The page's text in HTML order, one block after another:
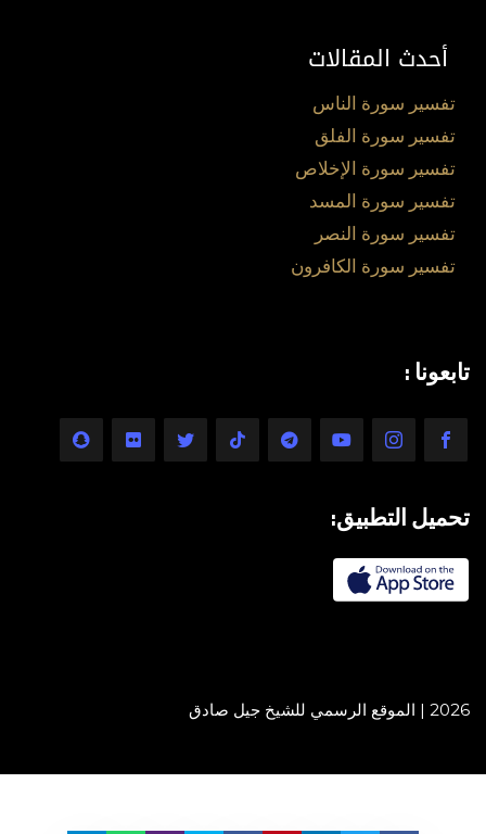
أحدث المقالات
تفسير سورة الناس
تفسير سورة الفلق
تفسير سورة الإخلاص
تفسير سورة المسد
تفسير سورة النصر
تفسير سورة الكافرون
تابعونا :
تحميل التطبيق:
2026 | الموقع الرسمي للشيخ جيل صادق